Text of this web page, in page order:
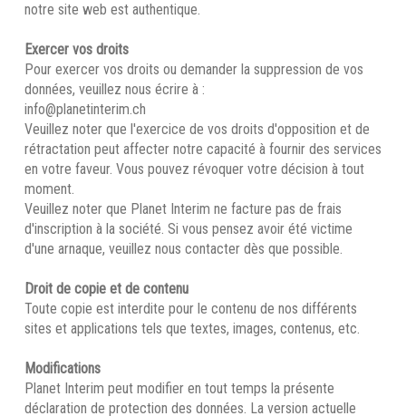
notre site web est authentique.
Exercer vos droits
Pour exercer vos droits ou demander la suppression de vos
données, veuillez nous écrire à :
info@planetinterim.ch
Veuillez noter que l'exercice de vos droits d'opposition et de
rétractation peut affecter notre capacité à fournir des services
en votre faveur. Vous pouvez révoquer votre décision à tout
moment.
Veuillez noter que Planet Interim ne facture pas de frais
d'inscription à la société. Si vous pensez avoir été victime
d'une arnaque, veuillez nous contacter dès que possible.
Droit de copie et de contenu
Toute copie est interdite pour le contenu de nos différents
sites et applications tels que textes, images, contenus, etc.
Modifications
Planet Interim peut modifier en tout temps la présente
déclaration de protection des données. La version actuelle